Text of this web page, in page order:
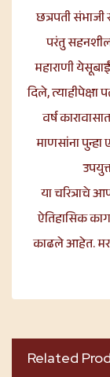
छत्रपती
परंतु सहनशील
महाराणी
दिले,
वर्ष
माणसांना
या चरित्राचे
ऐतिहासिक
काढले आहेत.
Related